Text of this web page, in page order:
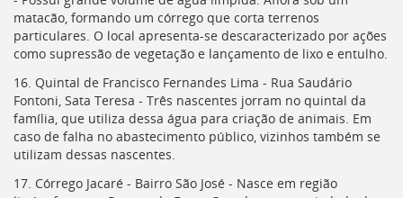
matacão, formando um córrego que corta terrenos
particulares. O local apresenta-se descaracterizado por ações
como supressão de vegetação e lançamento de lixo e entulho.
16. Quintal de Francisco Fernandes Lima - Rua Saudário
Fontoni, Sata Teresa - Três nascentes jorram no quintal da
família, que utiliza dessa água para criação de animais. Em
caso de falha no abastecimento público, vizinhos também se
utilizam dessas nascentes.
17. Córrego Jacaré - Bairro São José - Nasce em região